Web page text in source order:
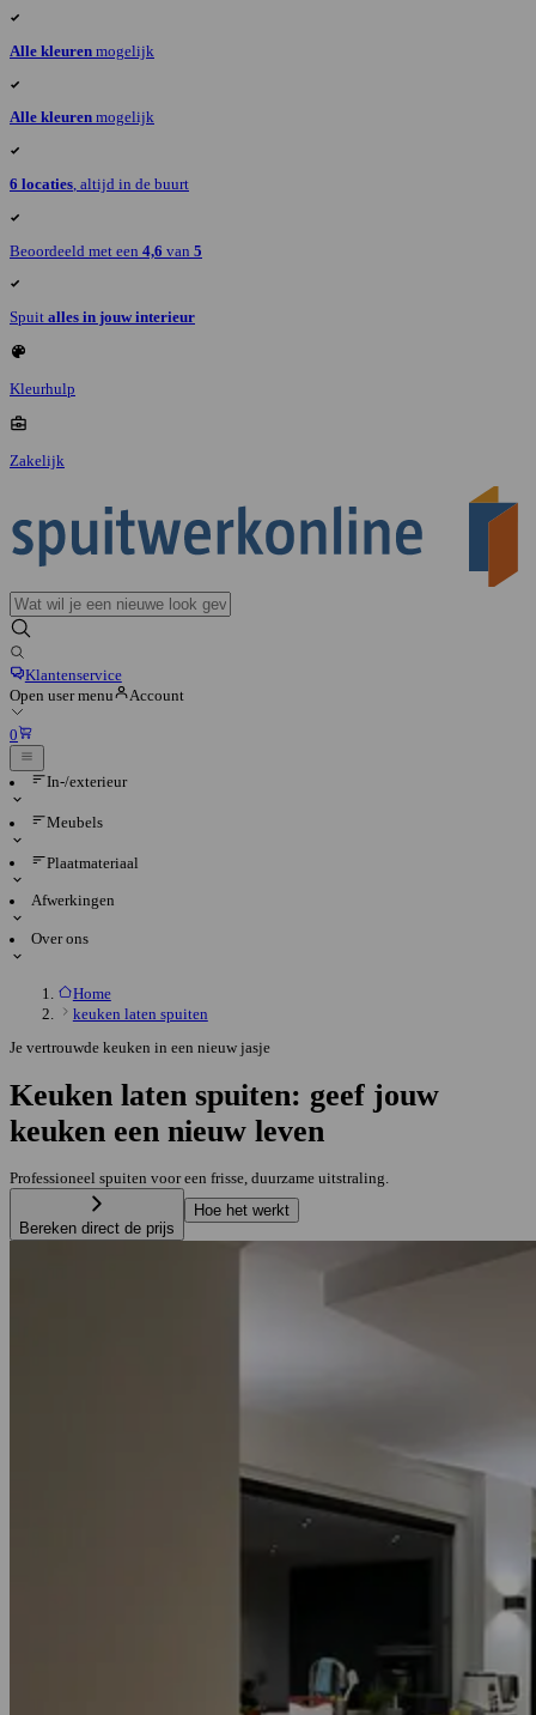
Alle kleuren mogelijk
Alle kleuren mogelijk
6 locaties, altijd in de buurt
Beoordeeld met een 4,6 van 5
Spuit alles in jouw interieur
Kleurhulp
Zakelijk
Klantenservice
Open user menu
Account
0
In-/exterieur
Meubels
Plaatmateriaal
Afwerkingen
Over ons
Home
keuken laten spuiten
Je vertrouwde keuken in een nieuw jasje
Keuken laten spuiten: geef jouw
keuken een nieuw leven
Professioneel spuiten voor een frisse, duurzame uitstraling.
Bereken direct de prijs
Hoe het werkt